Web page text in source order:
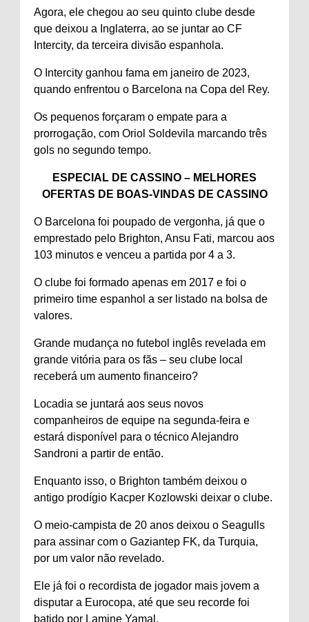
Agora, ele chegou ao seu quinto clube desde
que deixou a Inglaterra, ao se juntar ao CF
Intercity, da terceira divisão espanhola.
O Intercity ganhou fama em janeiro de 2023,
quando enfrentou o Barcelona na Copa del Rey.
Os pequenos forçaram o empate para a
prorrogação, com Oriol Soldevila marcando três
gols no segundo tempo.
ESPECIAL DE CASSINO – MELHORES
OFERTAS DE BOAS-VINDAS DE CASSINO
O Barcelona foi poupado de vergonha, já que o
emprestado pelo Brighton, Ansu Fati, marcou aos
103 minutos e venceu a partida por 4 a 3.
O clube foi formado apenas em 2017 e foi o
primeiro time espanhol a ser listado na bolsa de
valores.
Grande mudança no futebol inglês revelada em
grande vitória para os fãs – seu clube local
receberá um aumento financeiro?
Locadia se juntará aos seus novos
companheiros de equipe na segunda-feira e
estará disponível para o técnico Alejandro
Sandroni a partir de então.
Enquanto isso, o Brighton também deixou o
antigo prodígio Kacper Kozlowski deixar o clube.
O meio-campista de 20 anos deixou o Seagulls
para assinar com o Gaziantep FK, da Turquia,
por um valor não revelado.
Ele já foi o recordista de jogador mais jovem a
disputar a Eurocopa, até que seu recorde foi
batido por Lamine Yamal.